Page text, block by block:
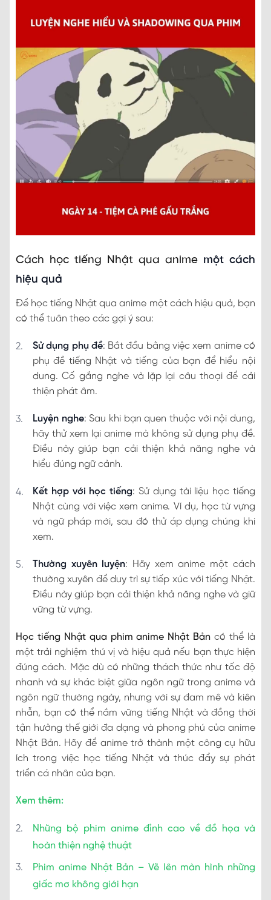
Cách học tiếng Nhật qua animemột cách
hiệu quả
Để học tiếng Nhật qua anime một cách hiệu quả, bạn
có thể tuân theo các gợi ý sau:
Sử dụng phụ đề: Bắt đầu bằng việc xem anime có
phụ đề tiếng Nhật và tiếng của bạn để hiểu nội
dung. Cố gắng nghe và lặp lại câu thoại để cải
thiện phát âm.
Luyện nghe: Sau khi bạn quen thuộc với nội dung,
hãy thử xem lại anime mà không sử dụng phụ đề.
Điều này giúp bạn cải thiện khả năng nghe và
hiểu đúng ngữ cảnh.
Kết hợp với học tiếng: Sử dụng tài liệu học tiếng
Nhật cùng với việc xem anime. Ví dụ, học từ vựng
và ngữ pháp mới, sau đó thử áp dụng chúng khi
xem.
Thường xuyên luyện: Hãy xem anime một cách
thường xuyên để duy trì sự tiếp xúc với tiếng Nhật.
Điều này giúp bạn cải thiện khả năng nghe và giữ
vững từ vựng.
Học tiếng Nhật qua phim anime Nhật Bảncó thể là
một trải nghiệm thú vị và hiệu quả nếu bạn thực hiện
đúng cách. Mặc dù có những thách thức như tốc độ
nhanh và sự khác biệt giữa ngôn ngữ trong anime và
ngôn ngữ thường ngày, nhưng với sự đam mê và kiên
nhẫn, bạn có thể nắm vững tiếng Nhật và đồng thời
tận hưởng thế giới đa dạng và phong phú của anime
Nhật Bản. Hãy để anime trở thành một công cụ hữu
ích trong việc học tiếng Nhật và thúc đẩy sự phát
triển cá nhân của bạn.
Xem thêm:
Những bộ phim anime đỉnh cao về đồ họa và
hoàn thiện nghệ thuật
Phim anime Nhật Bản – Vẽ lên màn hình những
giấc mơ không giới hạn